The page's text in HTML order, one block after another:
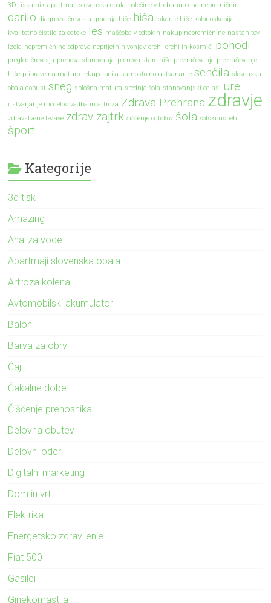
3D tiskalnik apartmaji slovenska obala bolečine v trebuhu cena nepremičnin
darilo diagnoza črevesja gradnja hiše hiša iskanje hiše kolonoskopija
kvalitetno čistilo za odtoke les maščoba v odtokih nakup nepremičnine nastanitev
Izola nepremičnine odprava neprijetnih vonjav orehi orehi in kosmiči pohodi
pregled črevesja prenova stanovanja prenova stare hiše prezračevanje prezračevanje
hiše priprave na maturo rekuperacija samostojno ustvarjanje senčila slovenska
obala dopust sneg splošna matura srednja šola stanovanjski oglasi ure
ustvarjanje modelov vadba in artroza Zdrava Prehrana zdravje
zdravstvene težave zdrav zajtrk čiščenje odtokov šola šolski uspeh
šport
Kategorije
3d tisk
Amazing
Analiza vode
Apartmaji slovenska obala
Artroza kolena
Avtomobilski akumulator
Balon
Barva za obrvi
Čaj
Čakalne dobe
Čiščenje prenosnika
Delovna obutev
Delovni oder
Digitalni marketing
Dom in vrt
Elektrika
Energetsko zdravljenje
Fiat 500
Gasilci
Ginekomastija